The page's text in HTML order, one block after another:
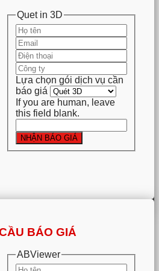
Quet in 3D
Lựa chọn gói dịch vụ cần
báo giá
If you are human, leave
this field blank.
NHẬN BÁO GIÁ
BÁO GIÁ
ABViewer